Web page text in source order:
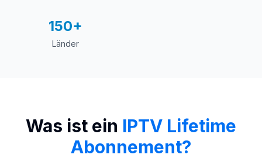
150+
Länder
Was ist ein IPTV Lifetime
Abonnement?